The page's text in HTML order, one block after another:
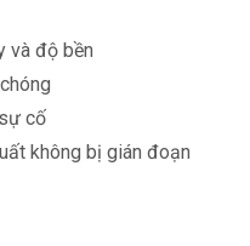
và độ bền
cố
không bị gián đoạn